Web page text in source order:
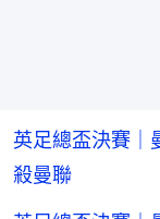
英足總盃決賽
殺曼聯